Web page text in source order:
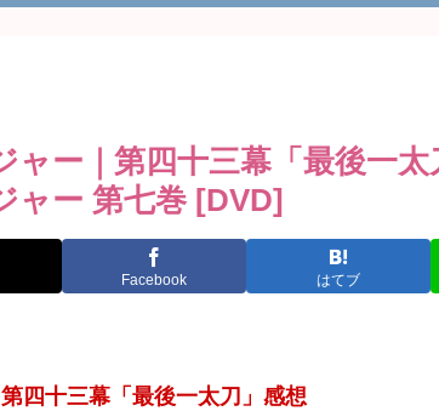
ー｜第四十三幕「最後一太
ャー 第七巻 [DVD]
Facebook はてブ
四十三幕「最後一太刀」感想